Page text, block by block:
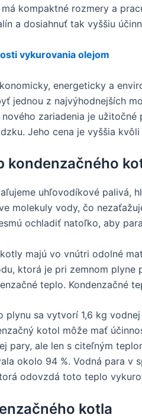
kompaktné rozmery a
a dosiahnuť tak vyššiu
vykurovania olejom
energeticky a
jednou z najvýhodnejších
nového zariadenia je
Jeho cena je vyššia
kondenzačného
uhľovodíkové palivá,
molekuly vody, čo
ochladiť natoľko, aby
majú vo vnútri odolné
ktorá je pri zemnom
teplo. Kondenzačné
plynu sa vytvorí 1,6 kg
kotol môže mať
pary, ale len s citeľným
okolo 94 %. Vodná para v
odovzdá toto teplo
kotla